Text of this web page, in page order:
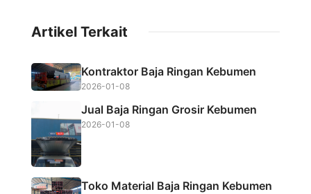
e
b
o
k
t
e
t
A
p
Artikel Terkait
Kontraktor Baja Ringan Kebumen
2026-01-08
Jual Baja Ringan Grosir Kebumen
2026-01-08
Toko Material Baja Ringan Kebumen